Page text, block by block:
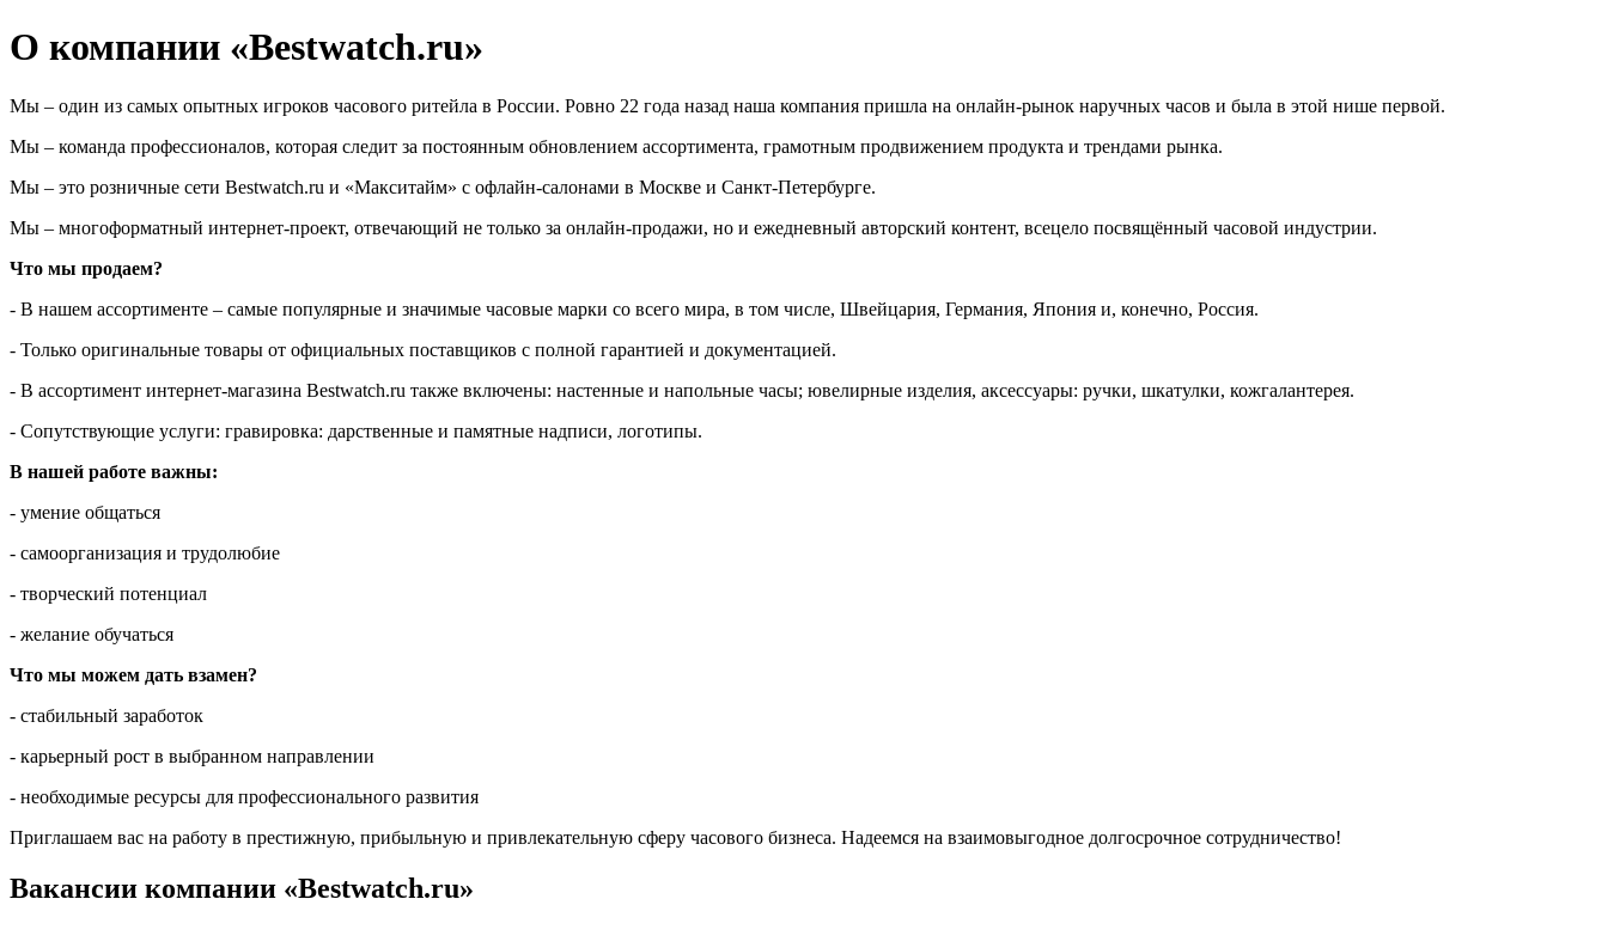
О компании «Bestwatch.ru»
Мы – один из самых опытных игроков часового ритейла в России. Ровно 22 года назад наша компания пришла на онлайн-рынок наручных часов и была в этой нише первой.
Мы – команда профессионалов, которая следит за постоянным обновлением ассортимента, грамотным продвижением продукта и трендами рынка.
Мы – это розничные сети Bestwatch.ru и «Макситайм» с офлайн-салонами в Москве и Санкт-Петербурге.
Мы – многоформатный интернет-проект, отвечающий не только за онлайн-продажи, но и ежедневный авторский контент, всецело посвящённый часовой индустрии.
Что мы продаем?
- В нашем ассортименте – самые популярные и значимые часовые марки со всего мира, в том числе, Швейцария, Германия, Япония и, конечно, Россия.
- Только оригинальные товары от официальных поставщиков с полной гарантией и документацией.
- В ассортимент интернет-магазина Bestwatch.ru также включены: настенные и напольные часы; ювелирные изделия, аксессуары: ручки, шкатулки, кожгалантерея.
- Сопутствующие услуги: гравировка: дарственные и памятные надписи, логотипы.
В нашей работе важны:
- умение общаться
- самоорганизация и трудолюбие
- творческий потенциал
- желание обучаться
Что мы можем дать взамен?
- стабильный заработок
- карьерный рост в выбранном направлении
- необходимые ресурсы для профессионального развития
Приглашаем вас на работу в престижную, прибыльную и привлекательную сферу часового бизнеса. Надеемся на взаимовыгодное долгосрочное сотрудничество!
Вакансии компании «Bestwatch.ru»